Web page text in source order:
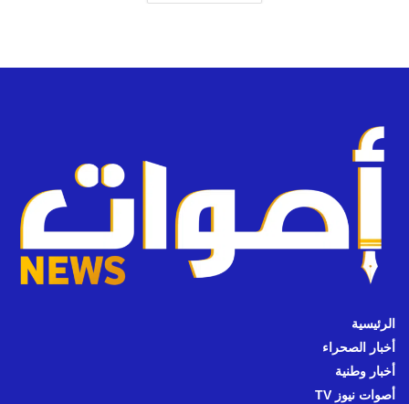
الرئيسية
أخبار الصحراء
أخبار وطنية
أصوات نيوز TV